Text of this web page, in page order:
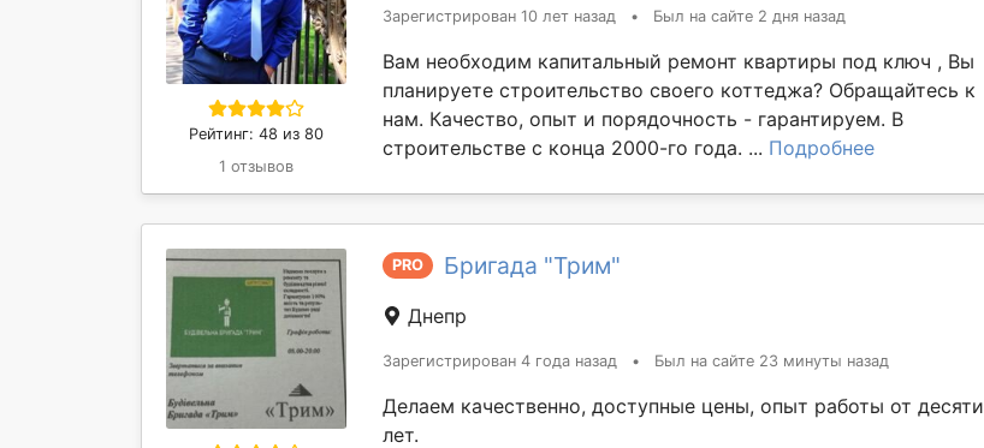
Рейтинг: 48 из 80
1 отзывов
Зарегистрирован 10 лет назад • Был на сайте 2 дня назад
Вам необходим капитальный ремонт квартиры под ключ , Вы
планируете строительство своего коттеджа? Обращайтесь к
нам. Качество, опыт и порядочность - гарантируем. В
строительстве с конца 2000-го года. ... Подробнее
PRO Бригада "Трим"
Днепр
Зарегистрирован 4 года назад • Был на сайте 23 минуты назад
Делаем качественно, доступные цены, опыт работы от десяти
лет.